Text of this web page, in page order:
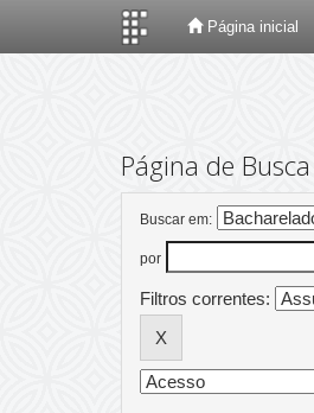
Página inicial
Página de Busca
Buscar em:
por
Filtros correntes: